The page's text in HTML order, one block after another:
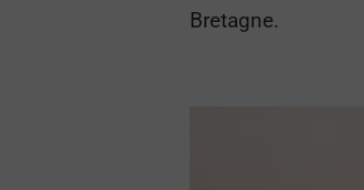
Bretagne.